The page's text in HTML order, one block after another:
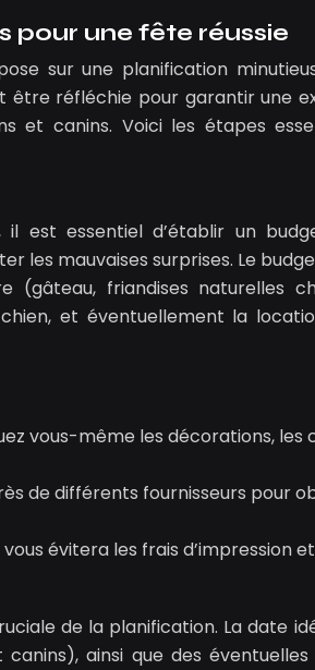
pour une fête réussie
sur une planification
être réfléchie pour garantir une
et canins. Voici les étapes
est essentiel d’établir un
les mauvaises surprises. Le
(gâteau, friandises naturelles
et éventuellement la
vous-même les décorations, les
de différents fournisseurs pour
évitera les frais d’impression
de la planification. La date
ainsi que des